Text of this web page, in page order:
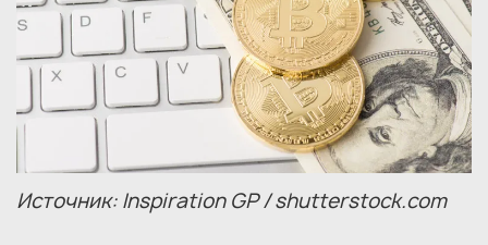
Источник: Inspiration GP / shutterstock.com